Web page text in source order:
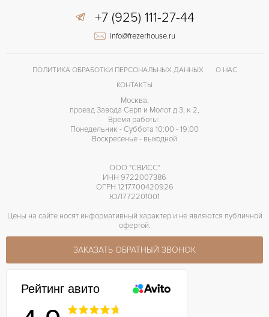
+7 (925) 111-27-44
info@frezerhouse.ru
ПОЛИТИКА ОБРАБОТКИ ПЕРСОНАЛЬНЫХ ДАННЫХ
О НАС
КОНТАКТЫ
Москва,
проезд Завода Серп и Молот д 3, к 2,
Время работы:
Понедельник - Суббота 10:00 - 19:00
Воскресенье - выходной
ООО "СВИСС"
ИНН 9722007386
ОГРН 1217700420926
ЮЛ772201001
Цены на сайте носят информативный характер и не являются публичной
офертой.
ЗАКАЗАТЬ ОБРАТНЫЙ ЗВОНОК
Рейтинг авито